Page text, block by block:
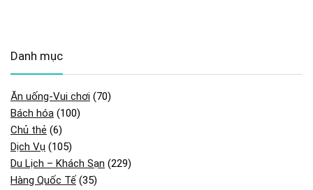
Danh mục
Ăn uống-Vui chơi (70)
Bách hóa (100)
Chủ thẻ (6)
Dịch Vụ (105)
Du Lịch – Khách Sạn (229)
Hàng Quốc Tế (35)